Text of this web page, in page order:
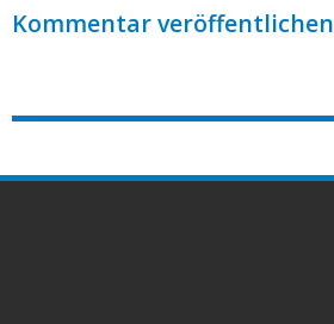
Kommentar veröffentlichen